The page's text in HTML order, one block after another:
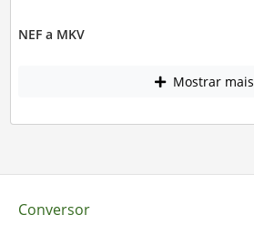
NEF a MKV
Mostrar mais
Conversor